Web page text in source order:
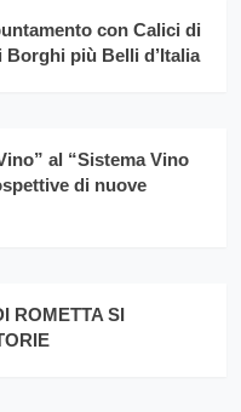
con Calici di
più Belli d’Italia
al “Sistema Vino
di nuove
ROMETTA SI